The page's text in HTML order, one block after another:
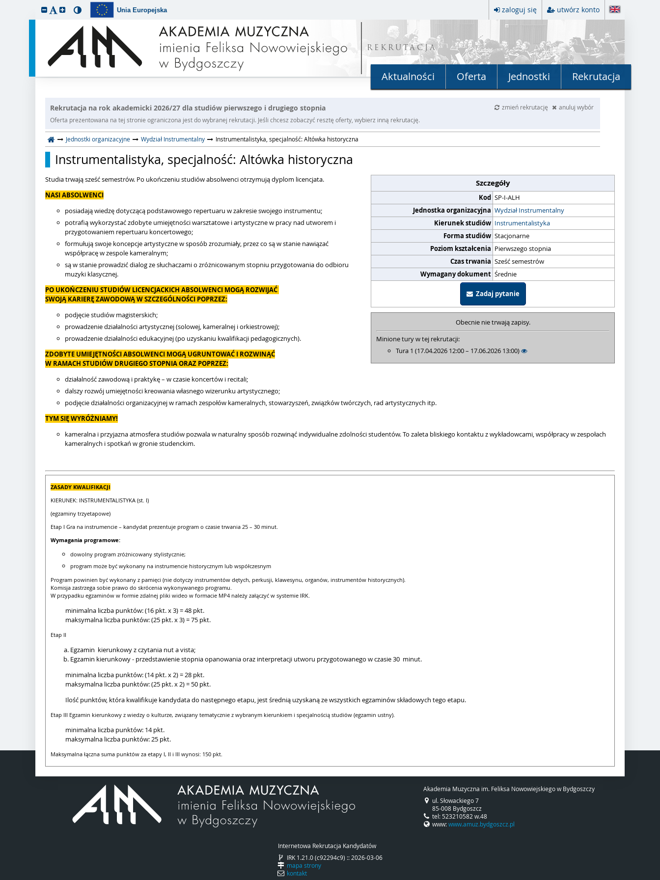
Unia Europejska zaloguj się utwórz konto
REKRUTACJA
Aktualności Oferta Jednostki Rekrutacja
Rekrutacja na rok akademicki 2026/27 dla studiów pierwszego i drugiego stopnia zmień rekrutację
anuluj wybór
Oferta prezentowana na tej stronie ograniczona jest do wybranej rekrutacji. Jeśli chcesz zobaczyć resztę oferty, wybierz inną rekrutację.
Jednostki organizacyjne Wydział Instrumentalny Instrumentalistyka, specjalność: Altówka historyczna
Instrumentalistyka, specjalność: Altówka historyczna
Szczegóły
Kod SP-I-ALH
Jednostka organizacyjna Wydział Instrumentalny
Kierunek studiów Instrumentalistyka
Forma studiów Stacjonarne
Poziom kształcenia Pierwszego stopnia
Czas trwania Sześć semestrów
Wymagany dokument Średnie
Zadaj pytanie
Obecnie nie trwają zapisy.
Minione tury w tej rekrutacji:
Tura 1 (17.04.2026 12:00 – 17.06.2026 13:00)
Studia trwają sześć semestrów. Po ukończeniu studiów absolwenci otrzymują dyplom licencjata.
NASI ABSOLWENCI
posiadają wiedzę dotyczącą podstawowego repertuaru w zakresie swojego instrumentu;
potrafią wykorzystać zdobyte umiejętności warsztatowe i artystyczne w pracy nad utworem i
przygotowaniem repertuaru koncertowego;
formułują swoje koncepcje artystyczne w sposób zrozumiały, przez co są w stanie nawiązać
współpracę w zespole kameralnym;
są w stanie prowadzić dialog ze słuchaczami o zróżnicowanym stopniu przygotowania do odbioru
muzyki klasycznej.
PO UKOŃCZENIU STUDIÓW LICENCJACKICH ABSOLWENCI MOGĄ ROZWIJAĆ
SWOJĄ KARIERĘ ZAWODOWĄ W SZCZEGÓLNOŚCI POPRZEZ:
podjęcie studiów magisterskich;
prowadzenie działalności artystycznej (solowej, kameralnej i orkiestrowej);
prowadzenie działalności edukacyjnej (po uzyskaniu kwalifikacji pedagogicznych).
ZDOBYTE UMIEJĘTNOŚCI ABSOLWENCI MOGĄ UGRUNTOWAĆ I ROZWINĄĆ
W RAMACH STUDIÓW DRUGIEGO STOPNIA ORAZ POPRZEZ:
działalność zawodową i praktykę – w czasie koncertów i recitali;
dalszy rozwój umiejętności kreowania własnego wizerunku artystycznego;
podjęcie działalności organizacyjnej w ramach zespołów kameralnych, stowarzyszeń, związków twórczych, rad artystycznych itp.
TYM SIĘ WYRÓŻNIAMY!
kameralna i przyjazna atmosfera studiów pozwala w naturalny sposób rozwinąć indywidualne zdolności studentów. To zaleta bliskiego kontaktu z wykładowcami, współpracy w zespołach
kameralnych i spotkań w gronie studenckim.
ZASADY KWALIFIKACJI
KIERUNEK: INSTRUMENTALISTYKA (st. I)
(egzaminy trzyetapowe)
Etap I Gra na instrumencie – kandydat prezentuje program o czasie trwania 25 – 30 minut.
Wymagania programowe:
dowolny program zróżnicowany stylistycznie;
program może być wykonany na instrumencie historycznym lub współczesnym
Program powinien być wykonany z pamięci (nie dotyczy instrumentów dętych, perkusji, klawesynu, organów, instrumentów historycznych).
Komisja zastrzega sobie prawo do skrócenia wykonywanego programu.
W przypadku egzaminów w formie zdalnej pliki wideo w formacie MP4 należy załączyć w systemie IRK.
minimalna liczba punktów: (16 pkt. x 3) = 48 pkt.
maksymalna liczba punktów: (25 pkt. x 3) = 75 pkt.
Etap II
Egzamin kierunkowy z czytania nut a vista;
Egzamin kierunkowy - przedstawienie stopnia opanowania oraz interpretacji utworu przygotowanego w czasie 30 minut.
minimalna liczba punktów: (14 pkt. x 2) = 28 pkt.
maksymalna liczba punktów: (25 pkt. x 2) = 50 pkt.
Ilość punktów, która kwalifikuje kandydata do następnego etapu, jest średnią uzyskaną ze wszystkich egzaminów składowych tego etapu.
Etap III Egzamin kierunkowy z wiedzy o kulturze, związany tematycznie z wybranym kierunkiem i specjalnością studiów (egzamin ustny).
minimalna liczba punktów: 14 pkt.
maksymalna liczba punktów: 25 pkt.
Maksymalna łączna suma punktów za etapy I, II i III wynosi: 150 pkt.
Akademia Muzyczna im. Feliksa Nowowiejskiego w Bydgoszczy
ul. Słowackiego 7
85-008 Bydgoszcz
tel: 523210582 w.48
www:www.amuz.bydgoszcz.pl
Internetowa Rekrutacja Kandydatów
IRK 1.21.0 (c92294c9) :: 2026-03-06
mapa strony
kontakt